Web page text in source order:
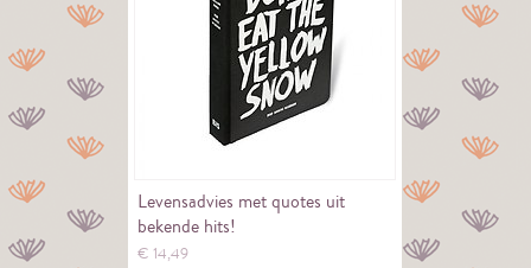
Levensadvies met quotes uit
bekende hits!
€ 14,49